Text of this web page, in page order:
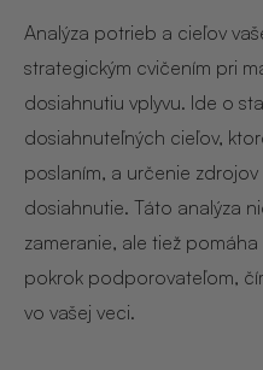
Analýza potrieb a cieľov
strategickým cvičením pri
dosiahnutiu vplyvu. Ide o
dosiahnuteľných cieľov,
poslaním, a určenie
dosiahnutie. Táto analýza
zameranie, ale tiež
pokrok podporovateľom,
vo vašej veci.